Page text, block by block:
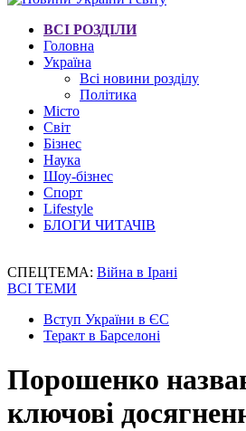
ВСІ РОЗДІЛИ
Головна
Україна
Всі новини розділу
Політика
Місто
Світ
Бізнес
Наука
Шоу-бізнес
Спорт
Lifestyle
БЛОГИ ЧИТАЧІВ
СПЕЦТЕМА: Війна в Ірані
ВСІ ТЕМИ
Вступ України в ЄС
Теракт в Барселоні
Порошенко
ключові